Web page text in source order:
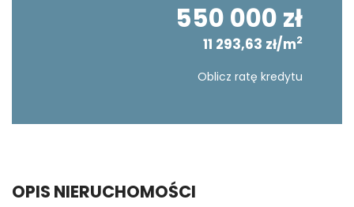
550 000 zł
11 293,63 zł/m2
Oblicz ratę kredytu
OPIS NIERUCHOMOŚCI